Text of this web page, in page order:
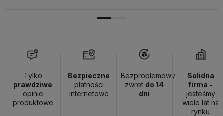
Tylko
prawdziwe
opinie
produktowe
Bezpieczne
płatności
internetowe
Bezproblemowy
zwrot do 14
dni
Solidna
firma -
jesteśmy
wiele lat na
rynku